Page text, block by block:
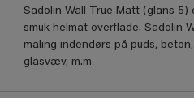
Sadolin Wall True Matt (glans
smuk helmat overflade. Sadolin
maling indendørs på puds,
glasvæv, m.m